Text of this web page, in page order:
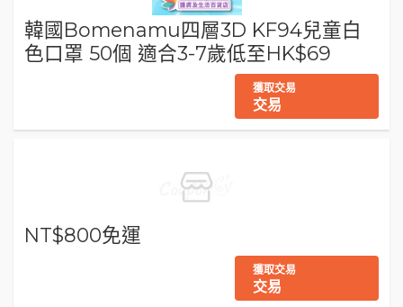
韓國Bomenamu四層3D KF94兒童白
色口罩 50個 適合3-7歲低至HK$69
獲取交易
交易
NT$800免運
獲取交易
交易